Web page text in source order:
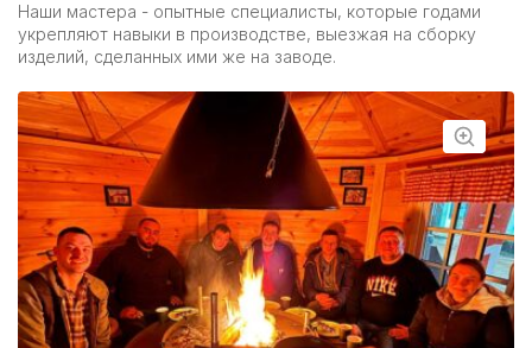
Наши мастера - опытные специалисты, которые годами
укрепляют навыки в производстве, выезжая на сборку
изделий, сделанных ими же на заводе.